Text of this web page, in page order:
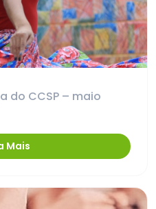
do CCSP – maio
Mais